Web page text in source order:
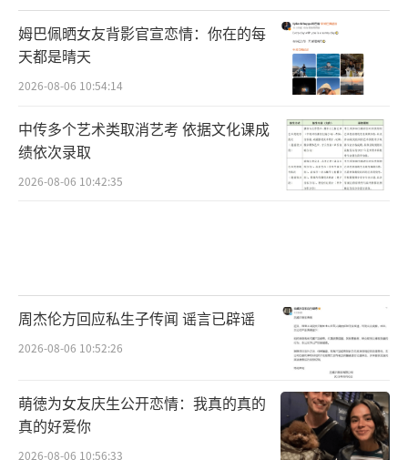
姆巴佩晒女友背影官宣恋情：你在的每
天都是晴天
2026-08-06 10:54:14
中传多个艺术类取消艺考 依据文化课成
绩依次录取
2026-08-06 10:42:35
周杰伦方回应私生子传闻 谣言已辟谣
2026-08-06 10:52:26
萌徳为女友庆生公开恋情：我真的真的
真的好爱你
2026-08-06 10:56:33